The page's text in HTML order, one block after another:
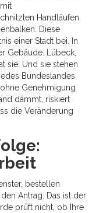
Handläufen
Diese
einer Stadt bei. In
Gebäude. Lübeck,
sie. Und sie stehen
Bundeslandes
Genehmigung
dämmt, riskiert
die Veränderung
bestellen
Antrag. Das ist der
prüft nicht, ob Ihre